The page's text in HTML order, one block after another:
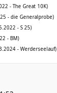
- The Great 10K)
- die Generalprobe)
- S 25)
- BM)
- Werderseelauf)